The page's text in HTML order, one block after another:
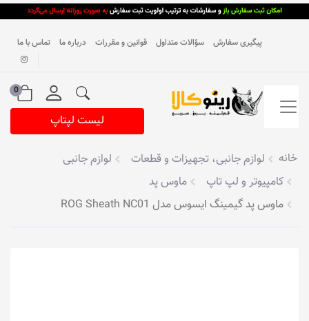
پیگیری سفارش سؤالات متداول قوانین و مقررات درباره ما تماس با ما
0
لیست لپتاپ
خانه لوازم جانبی، تجهیزات و قطعات
لوازم جانبی
کامپیوتر و لپ تاپ
ماوس پد
ماوس پد گیمینگ ایسوس مدل ROG Sheath NC01